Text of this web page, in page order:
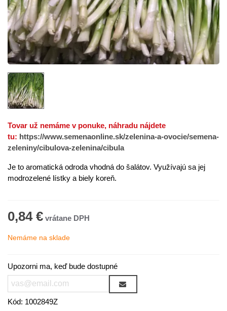
Tovar už nemáme v ponuke, náhradu nájdete
tu: https://www.semenaonline.sk/zelenina-a-ovocie/semena-
zeleniny/cibulova-zelenina/cibula
Je to aromatická odroda vhodná do šalátov. Využívajú sa jej
modrozelené lístky a biely koreň.
0,84 €
Nemáme na sklade
Upozorni ma, keď bude dostupné
Kód: 1002849Z